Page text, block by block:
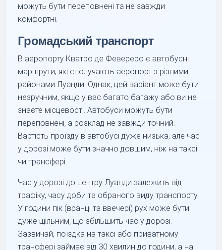
можуть бути переповнені та не завжди
комфортні.
Громадський транспорт
В аеропорту Кватро де Февереро є автобусні
маршрути, які сполучають аеропорт з різними
районами Луанди. Однак, цей варіант може бути
незручним, якщо у вас багато багажу або ви не
знаєте місцевості. Автобуси можуть бути
переповнені, а розклад не завжди точний.
Вартість проїзду в автобусі дуже низька, але час
у дорозі може бути значно довшим, ніж на таксі
чи трансфері.
Час у дорозі до центру Луанди залежить від
трафіку, часу доби та обраного виду транспорту.
У години пік (вранці та ввечері) рух може бути
дуже щільним, що збільшить час у дорозі.
Зазвичай, поїздка на таксі або приватному
трансфері займає від 30 хвилин до години, а на